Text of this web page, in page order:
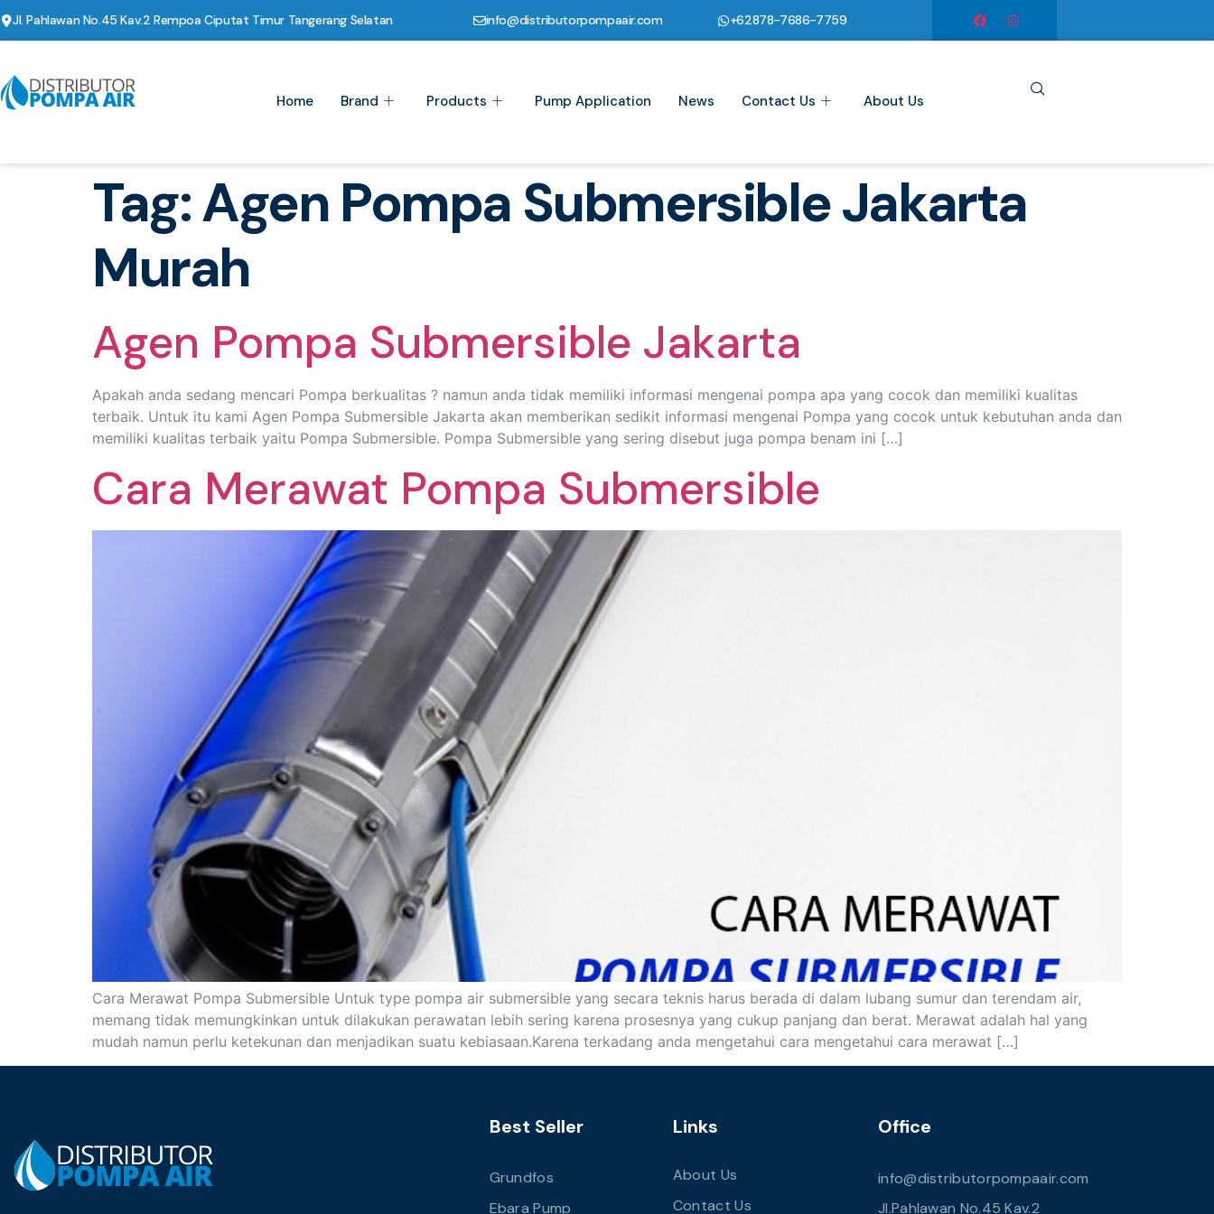
Jl. Pahlawan No.45 Kav.2 Rempoa Ciputat Timur Tangerang Selatan info@distributorpompaair.com +62878-7686-7759
Home Brand Products Pump Application News Contact Us About Us
Tag:Agen Pompa Submersible Jakarta
Murah
Agen Pompa Submersible Jakarta
Apakah anda sedang mencari Pompa berkualitas ? namun anda tidak memiliki informasi mengenai pompa apa yang cocok dan memiliki kualitas
terbaik. Untuk itu kami Agen Pompa Submersible Jakarta akan memberikan sedikit informasi mengenai Pompa yang cocok untuk kebutuhan anda dan
memiliki kualitas terbaik yaitu Pompa Submersible. Pompa Submersible yang sering disebut juga pompa benam ini […]
Cara Merawat Pompa Submersible
Cara Merawat Pompa Submersible Untuk type pompa air submersible yang secara teknis harus berada di dalam lubang sumur dan terendam air,
memang tidak memungkinkan untuk dilakukan perawatan lebih sering karena prosesnya yang cukup panjang dan berat. Merawat adalah hal yang
mudah namun perlu ketekunan dan menjadikan suatu kebiasaan.Karena terkadang anda mengetahui cara mengetahui cara merawat […]
Best Seller
Grundfos
Ebara Pump
Links
About Us
Contact Us
Office
info@distributorpompaair.com
Jl.Pahlawan No.45 Kav.2